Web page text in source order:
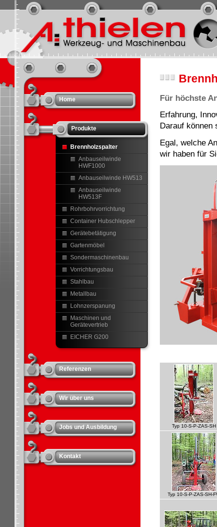
Home
Produkte
Brennholzspalter
Anbauseilwinde
HWF1000
Anbauseilwinde HW513
Anbauseilwinde
HW513F
Rohrbohrvorrichtung
Container Hubschlepper
Gerätebetätigung
Gartenmöbel
Sondermaschinenbau
Vorrichtungsbau
Stahlbau
Metallbau
Lohnzerspanung
Maschinen und
Gerätevertrieb
EICHER G200
Referenzen
Wir über uns
Jobs und Ausbildung
Kontakt
Für höchste
Erfahrung,
Darauf können
Egal, welche
wir haben für
Typ 10-S-P-ZAS-SH
Typ 10-S-P-ZAS-SH-